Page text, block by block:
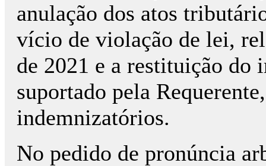
anulação dos atos
vício de violação de lei,
de 2021 e a restituição do
suportado pela
indemnizatórios.
No pedido de pronúncia